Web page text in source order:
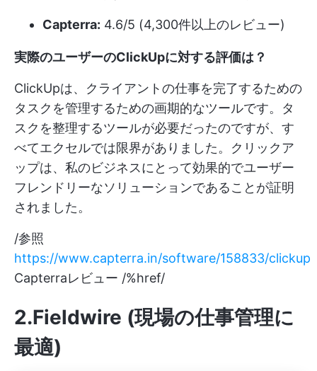
Capterra: 4.6/5 (4,300件以上のレビュー)
実際のユーザーのClickUpに対する評価は？
ClickUpは、クライアントの仕事を完了するための
タスクを管理するための画期的なツールです。タ
スクを整理するツールが必要だったのですが、す
べてエクセルでは限界がありました。クリックア
ップは、私のビジネスにとって効果的でユーザー
フレンドリーなソリューションであることが証明
されました。
/参照
https://www.capterra.in/software/158833/clickup
Capterraレビュー /%href/
2.Fieldwire (現場の仕事管理に
最適)